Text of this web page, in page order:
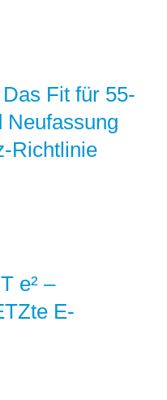
Fit für 55-
Neufassung
Richtlinie
e² –
E-